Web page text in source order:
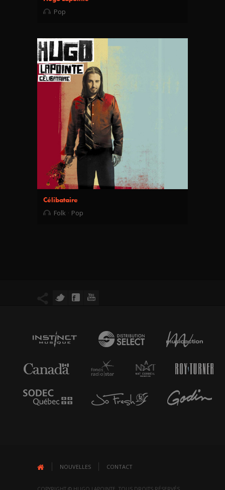
Pop
Célibataire
Folk
Pop
NOUVELLES CONTACT